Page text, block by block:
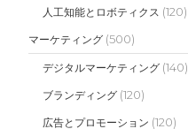
人工知能とロボティクス (120)
マーケティング (500)
デジタルマーケティング (140)
ブランディング (120)
広告とプロモーション (120)